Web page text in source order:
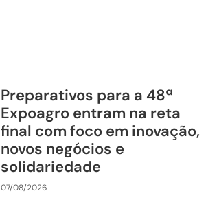
Preparativos para a 48ª
Expoagro entram na reta
final com foco em inovação,
novos negócios e
solidariedade
07/08/2026